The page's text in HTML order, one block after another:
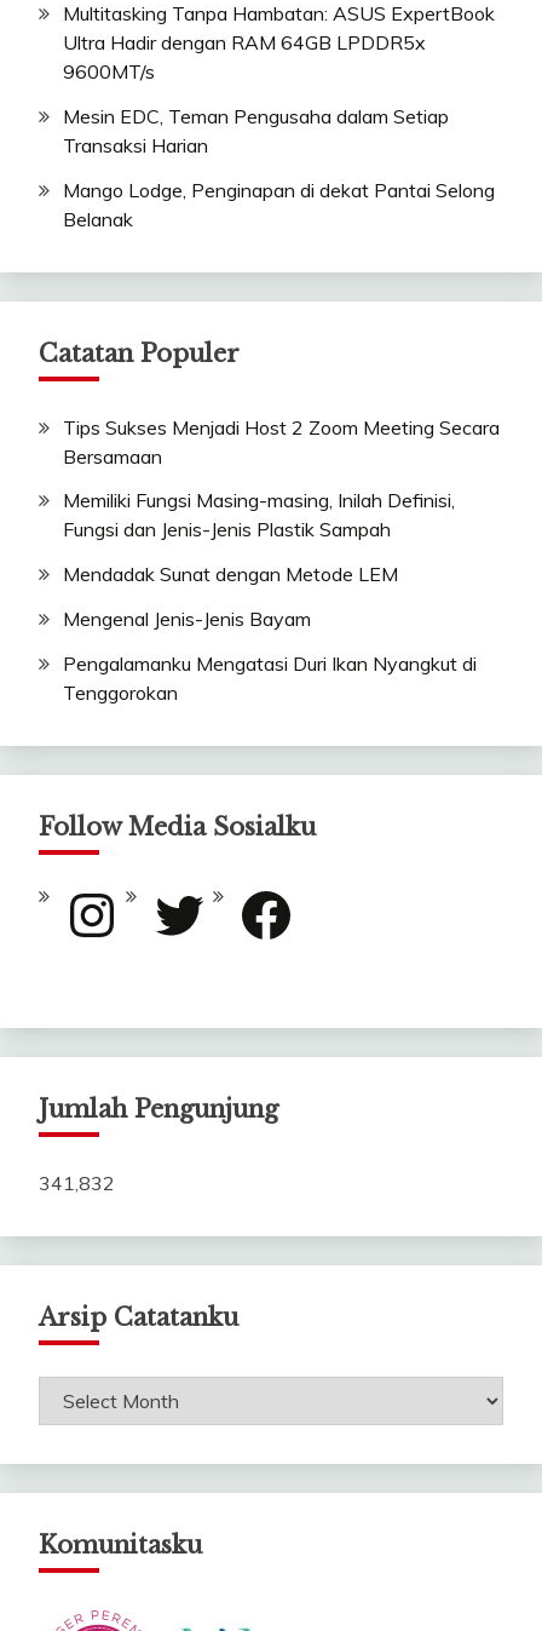
Multitasking Tanpa Hambatan: ASUS ExpertBook
Ultra Hadir dengan RAM 64GB LPDDR5x
9600MT/s
Mesin EDC, Teman Pengusaha dalam Setiap
Transaksi Harian
Mango Lodge, Penginapan di dekat Pantai Selong
Belanak
Catatan Populer
Tips Sukses Menjadi Host 2 Zoom Meeting Secara
Bersamaan
Memiliki Fungsi Masing-masing, Inilah Definisi,
Fungsi dan Jenis-Jenis Plastik Sampah
Mendadak Sunat dengan Metode LEM
Mengenal Jenis-Jenis Bayam
Pengalamanku Mengatasi Duri Ikan Nyangkut di
Tenggorokan
Follow Media Sosialku
Instagram Twitter Facebook
Jumlah Pengunjung
341,832
Arsip Catatanku
Arsip
Komunitasku